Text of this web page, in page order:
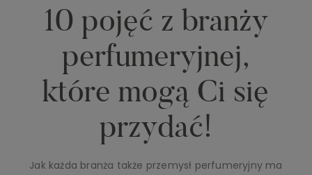
10 pojęć z branży
perfumeryjnej,
które mogą Ci się
przydać!
Jak każda branża także przemysł perfumeryjny ma